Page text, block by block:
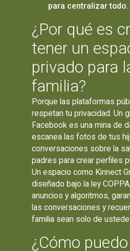
para centralizar todo.
¿Por qué es
tener un
privado para
familia?
Porque las plataformas
respetan tu privacidad. Un
Facebook es una mina de
escanea las fotos de tus
conversaciones sobre la
padres para crear perfiles
Un espacio como Kinnect
diseñado bajo la ley
anuncios y algoritmos,
las conversaciones y
familia sean solo de
¿Cómo puedo